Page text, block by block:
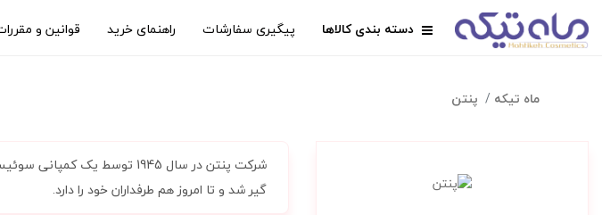
دسته بندی کالاها پیگیری سفارشات راهنمای خرید قوانین و
ماه تیکه پنتن
شرکت پنتن در سال 1945
گیر شد و تا امروز هم طرفداران خود را دارد.